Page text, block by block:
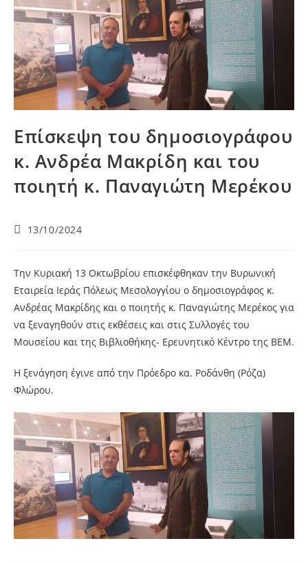
Επίσκεψη του δημοσιογράφου
κ. Ανδρέα Μακρίδη και του
ποιητή κ. Παναγιώτη Μερέκου
13/10/2024
Την Κυριακή 13 Οκτωβρίου επισκέφθηκαν την Βυρωνική
Εταιρεία Ιεράς Πόλεως Μεσολογγίου ο δημοσιογράφος κ.
Ανδρέας Μακρίδης και ο ποιητής κ. Παναγιώτης Μερέκος για
να ξεναγηθούν στις εκθέσεις και στις Συλλογές του
Μουσείου και της Βιβλιοθήκης- Ερευνητικό Κέντρο της ΒΕΜ.
Η ξενάγηση έγινε από την Πρόεδρο κα. Ροδάνθη (Ρόζα)
Φλώρου.